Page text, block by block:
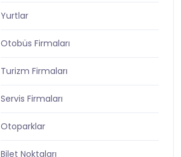
Yurtlar
Otobüs Firmaları
Turizm Firmaları
Servis Firmaları
Otoparklar
Bilet Noktaları